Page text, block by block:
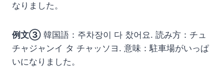
なりました。
例文③ 韓国語：주차장이 다 찼어요. 読み方：チュ
チャジャンイ タ チャッソヨ. 意味：駐車場がいっぱ
いになりました。